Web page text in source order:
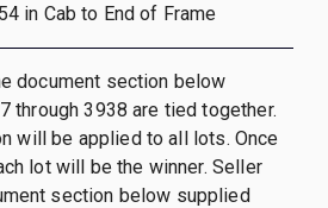
in Cab to End of Frame
document section below
through 3938 are tied together.
will be applied to all lots. Once
lot will be the winner. Seller
section below supplied